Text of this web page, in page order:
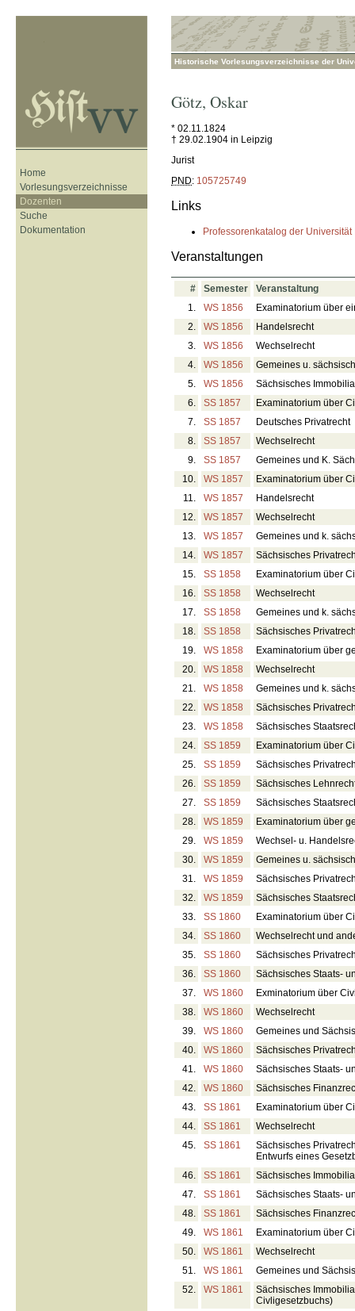
Historische Vorlesungsverzeichnisse der
Götz, Oskar
* 02.11.1824
† 29.02.1904 in Leipzig
Jurist
PND: 105725749
Links
Professorenkatalog der Universität
Veranstaltungen
# Semester
Veranstaltung
1.
WS 1856
Examinatorium über
2.
WS 1856
Handelsrecht
3.
WS 1856
Wechselrecht
4.
WS 1856
Gemeines u.
5.
WS 1856
Sächsisches
6.
SS 1857
Examinatorium über
7.
SS 1857
Deutsches Privatrecht
8.
SS 1857
Wechselrecht
9.
SS 1857
Gemeines und K.
10.
WS 1857
Examinatorium über
11.
WS 1857
Handelsrecht
12.
WS 1857
Wechselrecht
13.
WS 1857
Gemeines und k.
14.
WS 1857
Sächsisches
15.
SS 1858
Examinatorium über
16.
SS 1858
Wechselrecht
17.
SS 1858
Gemeines und k.
18.
SS 1858
Sächsisches
19.
WS 1858
Examinatorium über
20.
WS 1858
Wechselrecht
21.
WS 1858
Gemeines und k.
22.
WS 1858
Sächsisches
23.
WS 1858
Sächsisches
24.
SS 1859
Examinatorium über
25.
SS 1859
Sächsisches
26.
SS 1859
Sächsisches
27.
SS 1859
Sächsisches
28.
WS 1859
Examinatorium über
29.
WS 1859
Wechsel- u.
30.
WS 1859
Gemeines u.
31.
WS 1859
Sächsisches
32.
WS 1859
Sächsisches
33.
SS 1860
Examinatorium über
34.
SS 1860
Wechselrecht und
35.
SS 1860
Sächsisches
36.
SS 1860
Sächsisches Staats-
37.
WS 1860
Exminatorium über
38.
WS 1860
Wechselrecht
39.
WS 1860
Gemeines und
40.
WS 1860
Sächsisches
41.
WS 1860
Sächsisches Staats-
42.
WS 1860
Sächsisches
43.
SS 1861
Examinatorium über
44.
SS 1861
Wechselrecht
45.
SS 1861
Sächsisches
Entwurfs eines
46.
SS 1861
Sächsisches
47.
SS 1861
Sächsisches Staats-
48.
SS 1861
Sächsisches
49.
WS 1861
Examinatorium über
50.
WS 1861
Wechselrecht
51.
WS 1861
Gemeines und
52.
WS 1861
Sächsisches
Civligesetzbuchs)
Home
Vorlesungsverzeichnisse
Dozenten
Suche
Dokumentation